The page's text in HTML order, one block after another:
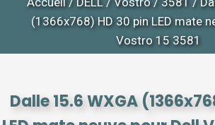
(1366x768) HD 30 pin LED mate
Vostro 15 3581
Dalle 15.6 WXGA